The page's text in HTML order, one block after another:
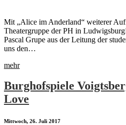
Mit „Alice im Anderland“ weiterer
Theatergruppe der PH in
Pascal Grupe aus der Leitung der
uns den…
mehr
Burghofspiele
Love
Mittwoch, 26. Juli 2017